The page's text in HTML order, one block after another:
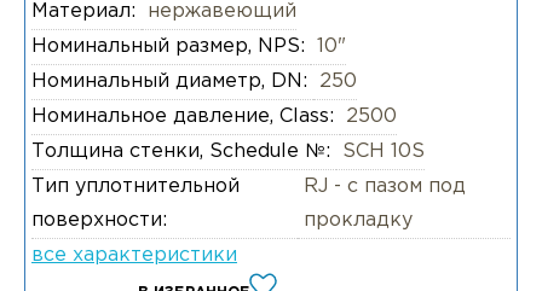
Материал:
нержавеющий
Номинальный размер, NPS:
10"
Номинальный диаметр, DN:
250
Номинальное давление, Class:
2500
Толщина стенки, Schedule №:
SCH 10S
Тип уплотнительной
поверхности:
RJ - с пазом под
прокладку
все характеристики